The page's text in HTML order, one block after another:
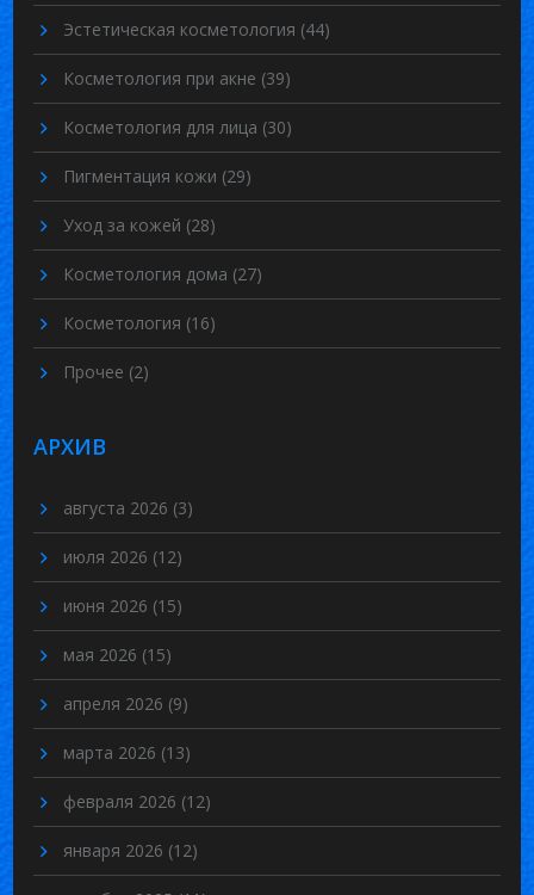
Эстетическая косметология (44)
Косметология при акне (39)
Косметология для лица (30)
Пигментация кожи (29)
Уход за кожей (28)
Косметология дома (27)
Косметология (16)
Прочее (2)
АРХИВ
августа 2026 (3)
июля 2026 (12)
июня 2026 (15)
мая 2026 (15)
апреля 2026 (9)
марта 2026 (13)
февраля 2026 (12)
января 2026 (12)